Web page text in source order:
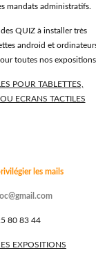
mandats administratifs.
QUIZ à installer très
android et
toutes nos
POUR TABLETTES,
ECRANS TACTILES
les mails
80 83 44
EXPOSITIONS